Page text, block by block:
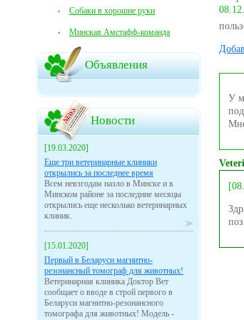
Собаки в хорошие руки
Минская Амстафф-команда
Объявления
Новости
[19.03.2020]
Еще три ветеринарные клиники
открылись за последнее время
Всем невзгодам назло в Минске и в
Минском районе за последние месяцы
открылись еще несколько ветеринарных
клиник.
[15.01.2020]
Первый в Беларуси магнитно-
резонансный томограф для животных!
Ветеринарная клиника Доктор Вет
сообщает о вводе в строй первого в
Беларуси магнитно-резонансного
томографа для животных! Модель -
У